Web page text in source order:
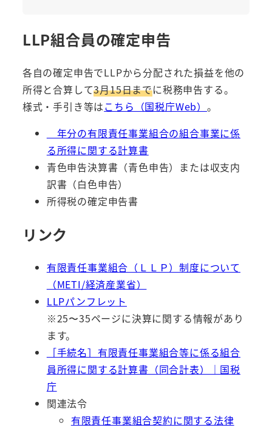
LLP組合員の確定申告
各自の確定申告でLLPから分配された損益を他の
所得と合算して3月15日までに税務申告する。
様式・手引き等はこちら（国税庁Web）。
＿年分の有限責任事業組合の組合事業に係
る所得に関する計算書
青色申告決算書（青色申告）または収支内
訳書（白色申告）
所得税の確定申告書
リンク
有限責任事業組合（ＬＬＰ）制度について
（METI/経済産業省）
LLPパンフレット
※25〜35ページに決算に関する情報があり
ます。
［手続名］有限責任事業組合等に係る組合
員所得に関する計算書（同合計表）｜国税
庁
関連法令
有限責任事業組合契約に関する法律